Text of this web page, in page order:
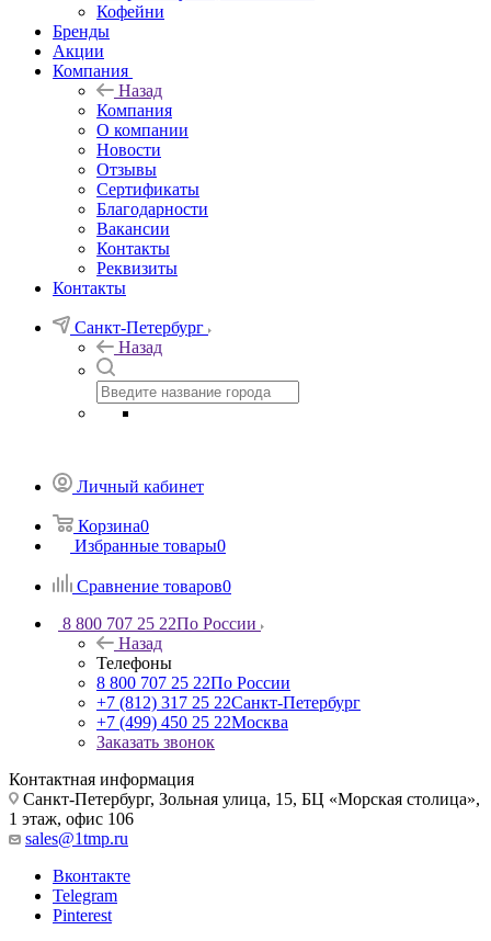
Кофейни
Бренды
Акции
Компания
Назад
Компания
О компании
Новости
Отзывы
Сертификаты
Благодарности
Вакансии
Контакты
Реквизиты
Контакты
Санкт-Петербург
Назад
Личный кабинет
Корзина0
Избранные товары0
Сравнение товаров0
8 800 707 25 22По России
Назад
Телефоны
8 800 707 25 22По России
+7 (812) 317 25 22Санкт-Петербург
+7 (499) 450 25 22Москва
Заказать звонок
Контактная информация
Санкт-Петербург, Зольная улица, 15, БЦ «Морская столица»,
1 этаж, офис 106
sales@1tmp.ru
Вконтакте
Telegram
Pinterest